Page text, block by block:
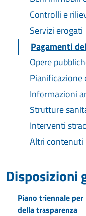
Controlli e
Servizi erogati
Pagamenti
Opere
Pianificazione
Informazioni
Strutture
Interventi
Altri contenuti
Disposizioni
Piano triennale
della trasparenza